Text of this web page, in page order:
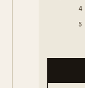
4
5